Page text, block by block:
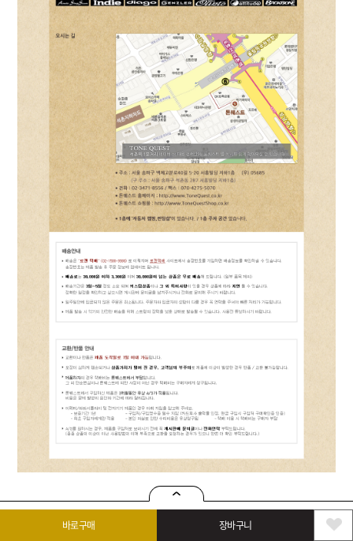
바로구매 장바구니
상품문의(0) 구매후기(0)